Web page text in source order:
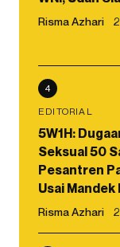
Risma Azhari
4
EDITORIAL
5W1H:
Seksual 50
Pesantren
Usai Mandek
Risma Azhari